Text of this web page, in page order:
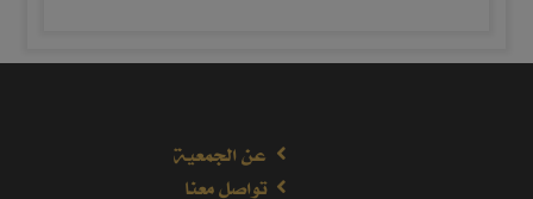
عن الجمعية
تواصل معنا